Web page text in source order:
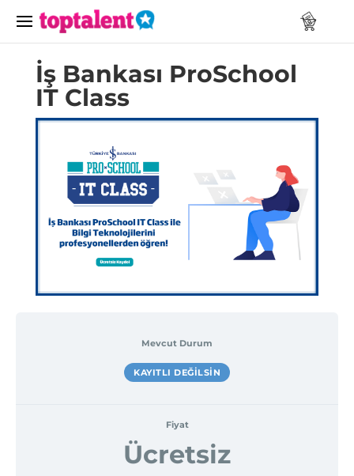
İş Bankası ProSchool
IT Class
Mevcut Durum
KAYITLI DEĞILSIN
Fiyat
Ücretsiz